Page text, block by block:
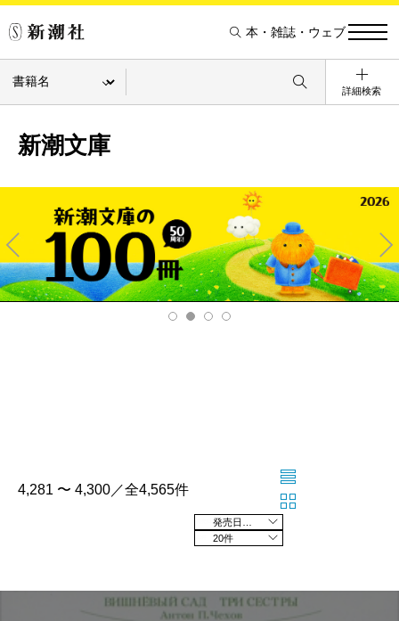
本・雑誌・ウェブ
詳細検索
新潮文庫
Pre
v
Ne
xt
4,281 〜 4,300／全4,565件
20件